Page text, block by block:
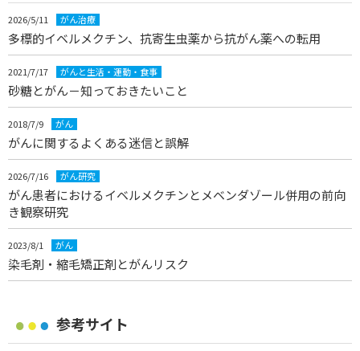
2026/5/11 がん治療
多標的イベルメクチン、抗寄生虫薬から抗がん薬への転用
2021/7/17 がんと生活・運動・食事
砂糖とがん－知っておきたいこと
2018/7/9 がん
がんに関するよくある迷信と誤解
2026/7/16 がん研究
がん患者におけるイベルメクチンとメベンダゾール併用の前向
き観察研究
2023/8/1 がん
染毛剤・縮毛矯正剤とがんリスク
参考サイト